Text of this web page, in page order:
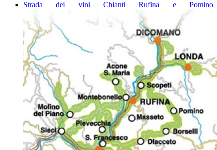
Strada dei vini Chianti Rufina e Pomino